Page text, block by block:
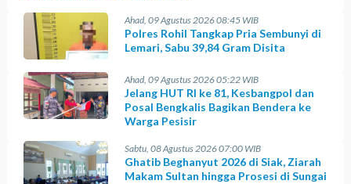
Ahad, 09 Agustus 2026 08:45 WIB
Polres Rohil Tangkap Pria Sembunyi di
Lemari, Sabu 39,84 Gram Disita
Ahad, 09 Agustus 2026 05:22 WIB
Jelang HUT RI ke 81, Kesbangpol dan
Posal Bengkalis Bagikan Bendera ke
Warga Pesisir
Sabtu, 08 Agustus 2026 07:00 WIB
Ghatib Beghanyut 2026 di Siak, Ziarah
Makam Sultan hingga Prosesi di Sungai